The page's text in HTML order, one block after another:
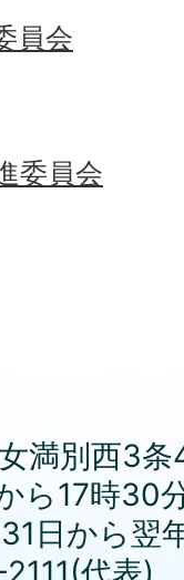
員会
委員会
満別西3条
ら17時30
31日から
代表)